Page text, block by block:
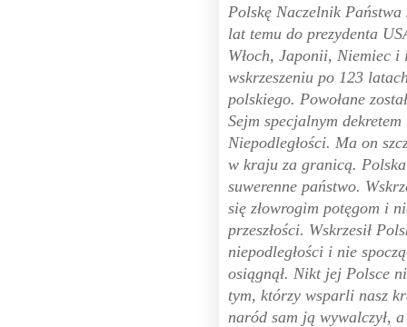
Polskę Naczelnik Państwa
lat temu do prezydenta
Włoch, Japonii, Niemiec i
wskrzeszeniu po 123
polskiego. Powołane
Sejm specjalnym
Niepodległości. Ma on
w kraju za granicą.
suwerenne państwo.
się złowrogim potęgom i
przeszłości. Wskrzesił
niepodległości i nie
osiągnął. Nikt jej Polsce
tym, którzy wsparli nasz
naród sam ją wywalczył,